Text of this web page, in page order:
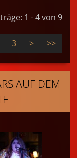
1 - 4 von 9
3 > >>
AUF DEM